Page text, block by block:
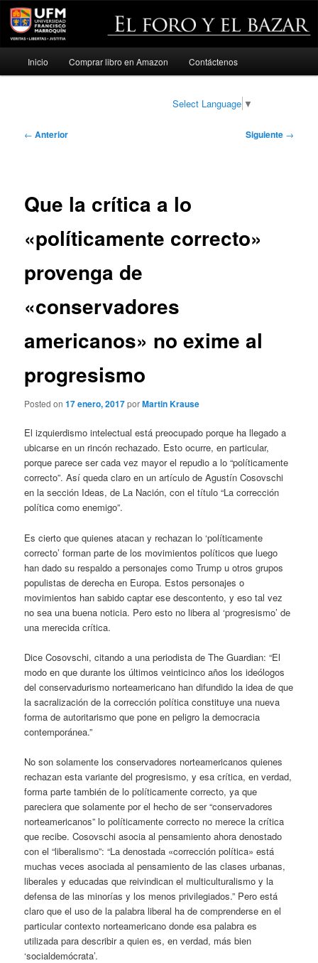
Ir
Inicio Comprar libro en Amazon Contáctenos
Select Language ▼
Navegación
← Anterior Siguiente →
Que la crítica a lo
«políticamente correcto»
provenga de
«conservadores
americanos» no exime al
progresismo
Posted on17 enero, 2017porMartin Krause
El izquierdismo intelectual está preocupado porque ha llegado a
ubicarse en un rincón rechazado. Esto ocurre, en particular,
porque parece ser cada vez mayor el repudio a lo “políticamente
correcto”. Así queda claro en un artículo de Agustín Cosovschi
en la sección Ideas, de La Nación, con el título “La corrección
política como enemigo”.
Es cierto que quienes atacan y rechazan lo ‘políticamente
correcto’ forman parte de los movimientos políticos que luego
han dado su respaldo a personajes como Trump u otros grupos
populistas de derecha en Europa. Estos personajes o
movimientos han sabido captar ese descontento, y eso tal vez
no sea una buena noticia. Pero esto no libera al ‘progresismo’ de
una merecida crítica.
Dice Cosovschi, citando a una periodista de The Guardian: “El
modo en que durante los últimos veinticinco años los ideólogos
del conservadurismo norteamericano han difundido la idea de que
la sacralización de la corrección política constituye una nueva
forma de autoritarismo que pone en peligro la democracia
contemporánea.”
No son solamente los conservadores norteamericanos quienes
rechazan esta variante del progresismo, y esa crítica, en verdad,
forma parte también de lo políticamente correcto, ya que
pareciera que solamente por el hecho de ser “conservadores
norteamericanos” lo políticamente correcto no merece la crítica
que recibe. Cosovschi asocia al pensamiento ahora denostado
con el “liberalismo”: “La denostada «corrección política» está
muchas veces asociada al pensamiento de las clases urbanas,
liberales y educadas que reivindican el multiculturalismo y la
defensa de las minorías y los menos privilegiados.” Pero está
claro que el uso de la palabra liberal ha de comprenderse en el
particular contexto norteamericano donde esa palabra es
utilizada para describir a quien es, en verdad, más bien
‘socialdemócrata’.